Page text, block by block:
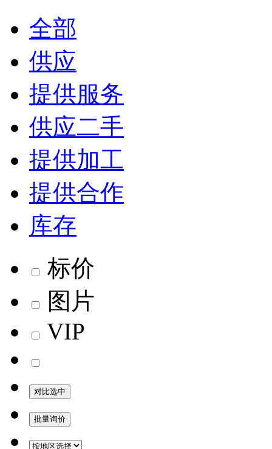
全部
供应
提供服务
供应二手
提供加工
提供合作
库存
标价
图片
VIP